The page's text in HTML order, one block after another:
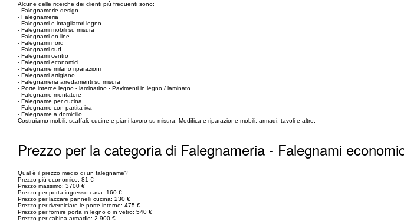
Alcune delle ricerche dei clienti più frequenti sono:
- Falegnamerie design
- Falegnameria
- Falegnami e intagliatori legno
- Falegnami mobili su misura
- Falegnami on line
- Falegnami nord
- Falegnami sud
- Falegnami centro
- Falegnami economici
- Falegname milano riparazioni
- Falegnami artigiano
- Falegnameria arredamenti su misura
- Porte interne legno - laminatino - Pavimenti in legno / laminato
- Falegname montatore
- Falegname per cucina
- Falegname con partita iva
- Falegname a domicilio
Costruiamo mobili, scaffali, cucine e piani lavoro su misura. Modifica e riparazione mobili, armadi, tavoli e altro.
Prezzo per la categoria di Falegnameria - Falegnami
Qual è il prezzo medio di un falegname?
Prezzo più economico: 81 €
Prezzo massimo: 3700 €
Prezzo per porta ingresso casa: 160 €
Prezzo per laccare pannelli cucina: 230 €
Prezzo per riverniciare le porte interne: 475 €
Prezzo per fornire porta in legno o in vetro: 540 €
Prezzo per cabina armadio: 2.900 €